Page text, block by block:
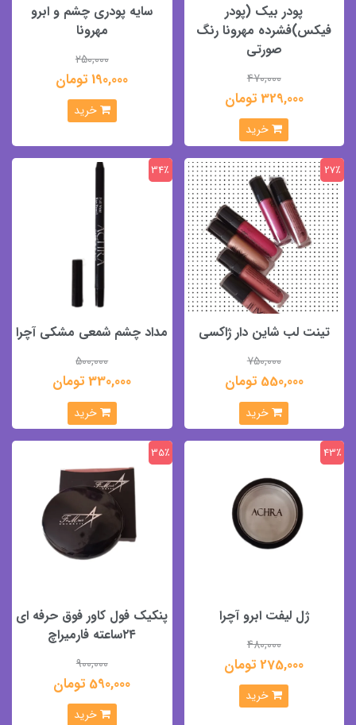
پودر بیک (پودر
فیکس)فشرده مهرونا رنگ
صورتی
470,000
329,000 تومان
خرید
سایه پودری چشم و ابرو
مهرونا
250,000
190,000 تومان
خرید
تینت لب شاین دار ژاکسی
750,000
550,000 تومان
27٪
خرید
مداد چشم شمعی مشکی آچرا
500,000
330,000 تومان
34٪
خرید
ژل لیفت ابرو آچرا
480,000
275,000 تومان
43٪
خرید
پنکیک فول کاور فوق حرفه ای
۲۴ساعته فارمیراچ
900,000
590,000 تومان
35٪
خرید